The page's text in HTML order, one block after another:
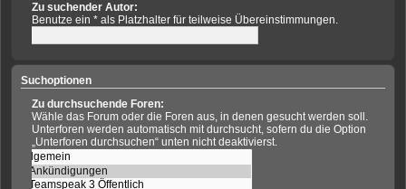
Zu suchender Autor:
Benutze ein * als Platzhalter für teilweise Übereinstimmungen.
Suchoptionen
Zu durchsuchende Foren:
Wähle das Forum oder die Foren aus, in denen gesucht werden soll.
Unterforen werden automatisch mit durchsucht, sofern du die Option
„Unterforen durchsuchen“ unten nicht deaktivierst.